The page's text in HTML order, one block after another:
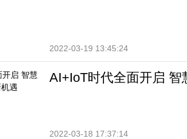
2022-03-19 13:45:24
AI+IoT时代全面开启 智
2022-03-18 17:37:14